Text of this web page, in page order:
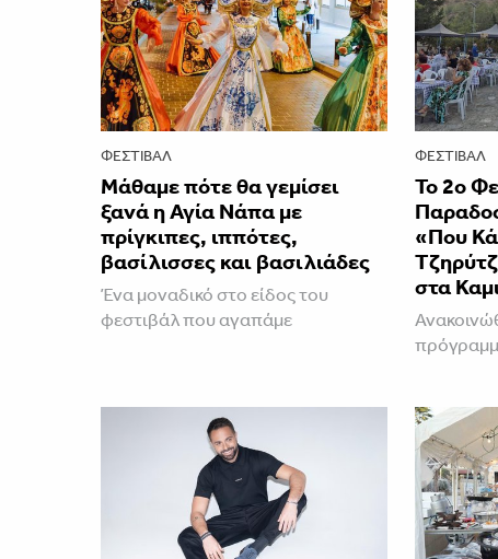
ΦΕΣΤΙΒΑΛ
Μάθαμε πότε θα γεμίσει
ξανά η Αγία Νάπα με
πρίγκιπες, ιππότες,
βασίλισσες και βασιλιάδες
Ένα μοναδικό στο είδος του
φεστιβάλ που αγαπάμε
ΦΕΣΤΙΒΑΛ
Το 2ο
«Που
στα